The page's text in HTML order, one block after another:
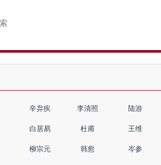
辛弃疾 李清照 陆游
白居易 杜甫 王维
柳宗元 韩愈 岑参